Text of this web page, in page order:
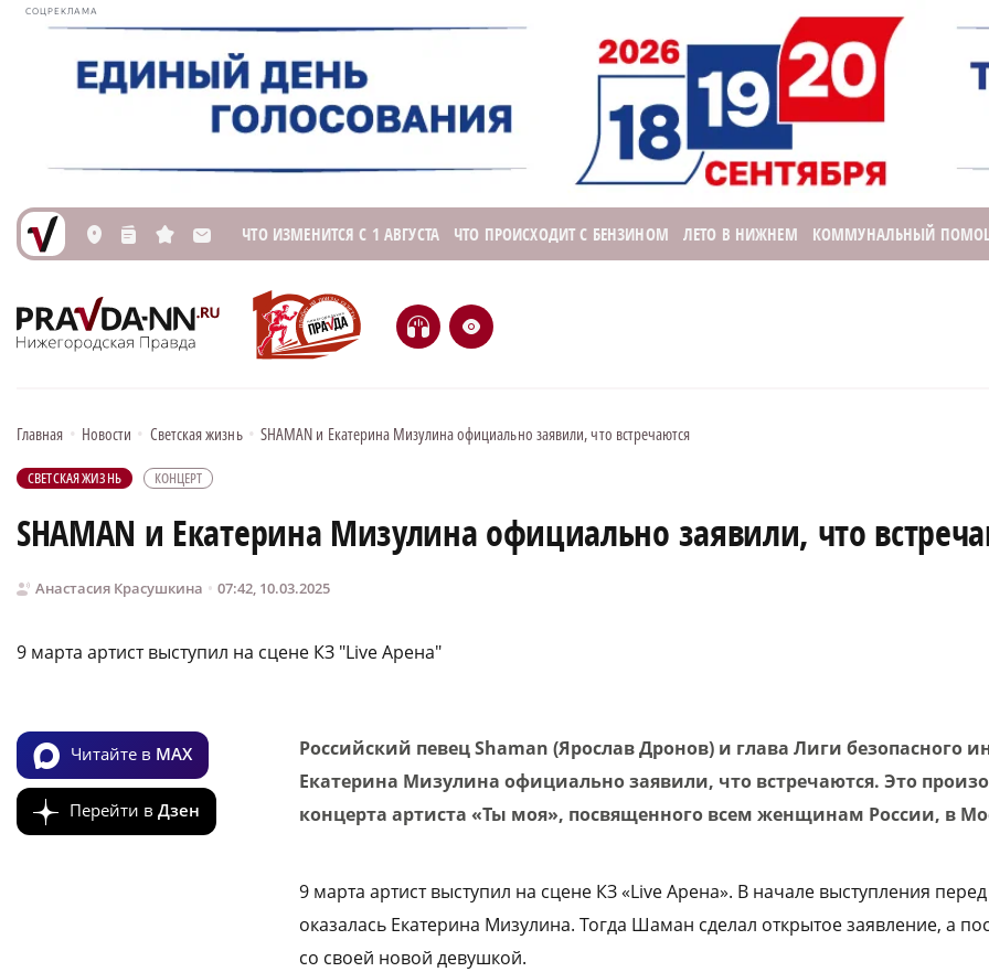
СОЦРЕКЛАМА
L n s M ЧТО ИЗМЕНИТСЯ С 1 АВГУСТА ЧТО ПРОИСХОДИТ С БЕНЗИНОМ ЛЕТО В НИЖНЕМ КОММУНАЛЬНЫЙ
H e
Главная • Новости • Светская жизнь • SHAMAN и Екатерина Мизулина официально заявили, что встречаются
СВЕТСКАЯ ЖИЗНЬ КОНЦЕРТ
SHAMAN и Екатерина Мизулина официально заявили, что
Анастасия Красушкина 07:42, 10.03.2025
9 марта артист выступил на сцене КЗ "Live Арена"
Читайте в MAX
Перейти в Дзен
Российский певец Shaman (Ярослав Дронов) и глава Лиги безопасного
Екатерина Мизулина официально заявили, что встречаются. Это
концерта артиста «Ты моя», посвященного всем женщинам России, в
9 марта артист выступил на сцене КЗ «Live Арена». В начале выступления
оказалась Екатерина Мизулина. Тогда Шаман сделал открытое заявление, а
со своей новой девушкой.